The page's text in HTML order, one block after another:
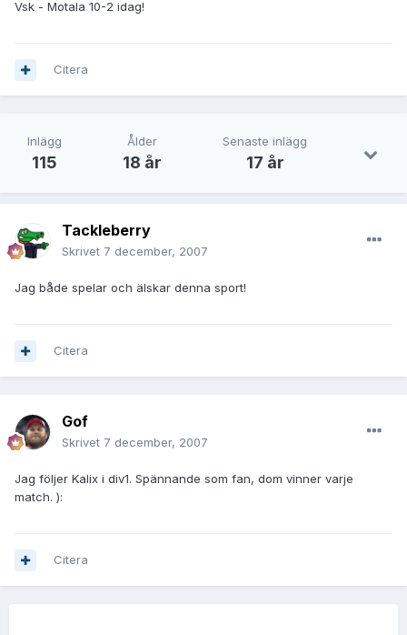
Vsk - Motala 10-2 idag!
Citera
Inlägg
115
Ålder
18 år
Senaste inlägg
17 år
Tackleberry
Skrivet 7 december, 2007
Jag både spelar och älskar denna sport!
Citera
Gof
Skrivet 7 december, 2007
Jag följer Kalix i div1. Spännande som fan, dom vinner varje
match. ):
Citera